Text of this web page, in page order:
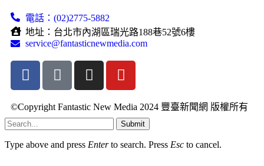
電話：(02)2775-5882
地址：台北市內湖區瑞光路188巷52號6樓
service@fantasticnewmedia.com
©Copyright Fantastic New Media 2024 豐臺新聞網 版權所有
Submit
Type above and press Enterto search. Press Esc to cancel.